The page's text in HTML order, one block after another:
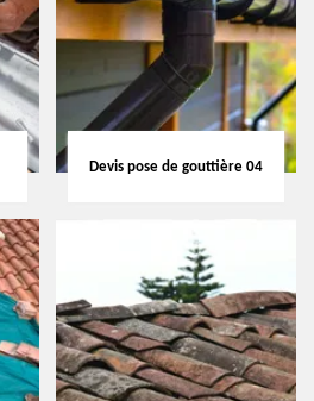
Devis pose de gouttière 04